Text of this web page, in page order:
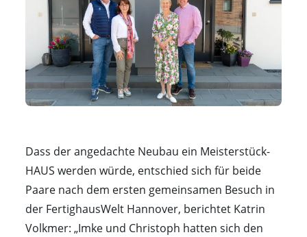
Dass der angedachte Neubau ein Meisterstück-
HAUS werden würde, entschied sich für beide
Paare nach dem ersten gemeinsamen Besuch in
der FertighausWelt Hannover, berichtet Katrin
Volkmer: „Imke und Christoph hatten sich den